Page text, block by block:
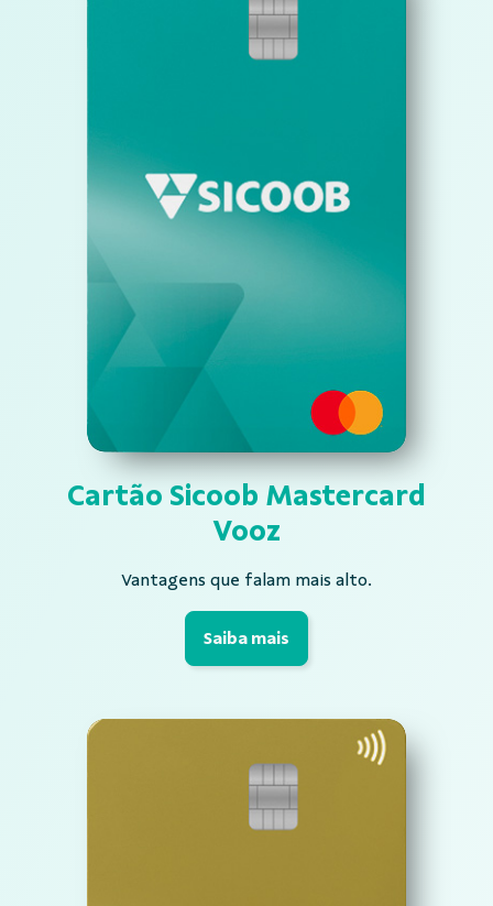
Cartão Sicoob Mastercard
Vooz
Vantagens que falam mais alto.
Saiba mais